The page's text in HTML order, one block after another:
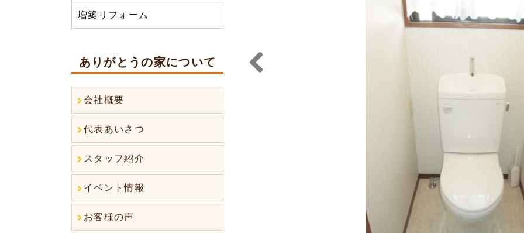
増築リフォーム
ありがとうの家について
会社概要
代表あいさつ
スタッフ紹介
イベント情報
お客様の声